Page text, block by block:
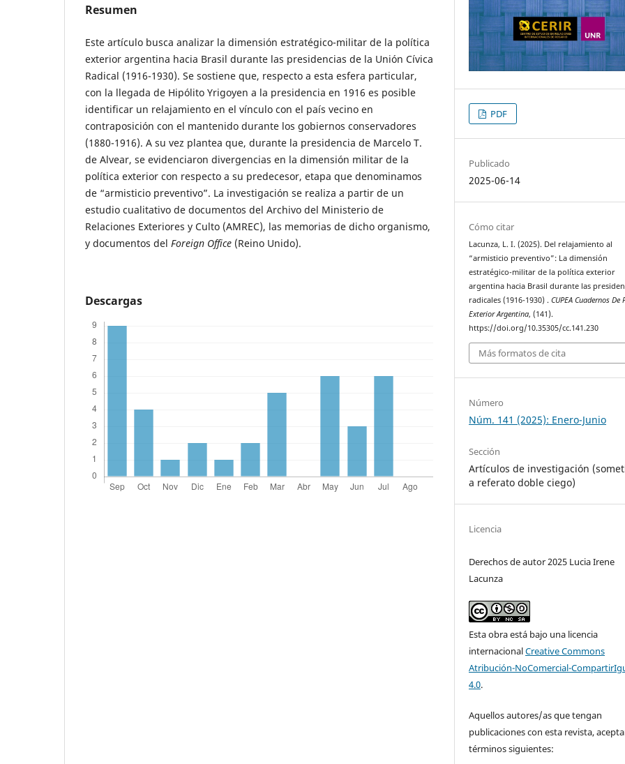
Resumen
Este artículo busca analizar la dimensión estratégico-militar de la política
exterior argentina hacia Brasil durante las presidencias de la Unión Cívica
Radical (1916-1930). Se sostiene que, respecto a esta esfera particular,
con la llegada de Hipólito Yrigoyen a la presidencia en 1916 es posible
identificar un relajamiento en el vínculo con el país vecino en
contraposición con el mantenido durante los gobiernos conservadores
(1880-1916). A su vez plantea que, durante la presidencia de Marcelo T.
de Alvear, se evidenciaron divergencias en la dimensión militar de la
política exterior con respecto a su predecesor, etapa que denominamos
de “armisticio preventivo”. La investigación se realiza a partir de un
estudio cualitativo de documentos del Archivo del Ministerio de
Relaciones Exteriores y Culto (AMREC), las memorias de dicho organismo,
y documentos del Foreign Office (Reino Unido).
Descargas
PDF
Publicado
2025-06-14
Cómo citar
Lacunza, L. I. (2025). Del relajamiento al
“armisticio preventivo”: La dimensión
estratégico-militar de la política exterior
argentina hacia Brasil durante las
radicales (1916-1930) .CUPEA Cuadernos De
Exterior Argentina, (141).
https://doi.org/10.35305/cc.141.230
Más formatos de cita
Número
Núm. 141 (2025): Enero-Junio
Sección
Artículos de investigación
a referato doble ciego)
Licencia
Derechos de autor 2025 Lucia Irene
Lacunza
Esta obra está bajo una licencia
internacionalCreative Commons
Atribución-NoComercial-
4.0.
Aquellos autores/as que tengan
publicaciones con esta revista,
términos siguientes: